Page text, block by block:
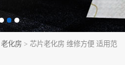
老化房 > 芯片老化房 维修方便 适用范